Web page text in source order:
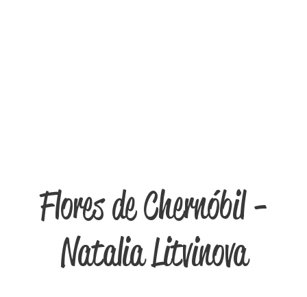
Flores de Chernóbil -
Natalia Litvinova